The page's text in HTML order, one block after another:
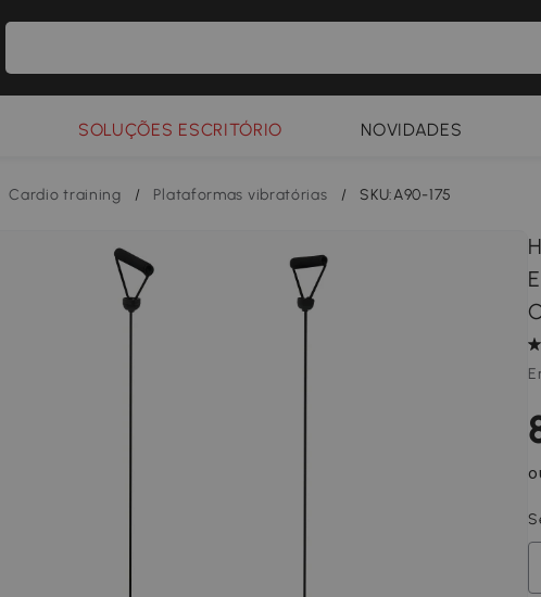
SOLUÇÕES ESCRITÓRIO NOVIDADES
Cardio training / Plataformas vibratórias / SKU:A90-175